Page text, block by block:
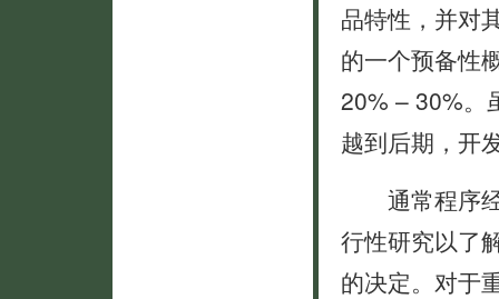
品特性，并对
的一个预备性
20% – 30%。
越到后期，开
通常程序经
行性研究以了
的决定。对于